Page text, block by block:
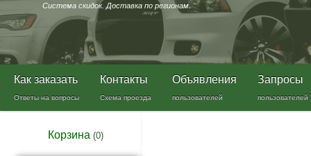
Система скидок. Доставка по регионам.
Как заказать
Ответы на вопросы
Контакты
Схема проезда
Объявления
пользователей
Запросы
пользователей
Корзина (0)